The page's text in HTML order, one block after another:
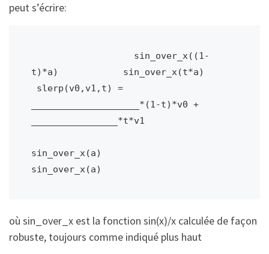
peut s’écrire:
sin_over_x((1-
t)*a)            sin_over_x(t*a)
____________________*(1-t)*v0 +
________________*t*v1
sin_over_x(a)
sin_over_x(a)
où sin_over_x est la fonction sin(x)/x calculée de façon
robuste, toujours comme indiqué plus haut